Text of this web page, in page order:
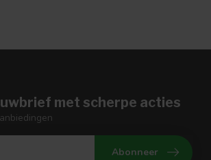
met scherpe acties
Abonneer